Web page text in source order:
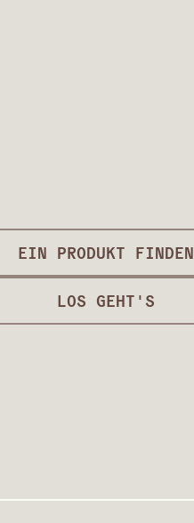
EIN PRODUKT FINDEN
LOS GEHT'S